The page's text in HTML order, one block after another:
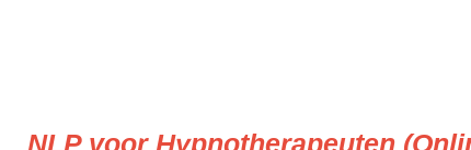
NLP voor Hypnotherapeuten